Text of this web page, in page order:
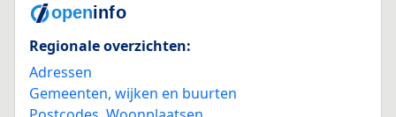
Regionale overzichten:
Adressen
Gemeenten, wijken en buurten